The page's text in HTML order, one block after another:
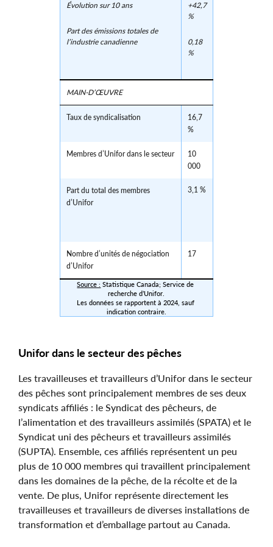
Évolution sur 10 ans
Part des émissions totales de
l’industrie canadienne
+42,7
%
0,18
%
MAIN-D’ŒUVRE
Taux de syndicalisation
16,7
%
Membres d’Unifor dans le secteur
10
000
Part du total des membres
d’Unifor
3,1 %
Nombre d’unités de négociation
d’Unifor
17
Source : Statistique Canada; Service de
recherche d’Unifor.
Les données se rapportent à 2024, sauf
indication contraire.
Unifor dans le secteur des pêches
Les travailleuses et travailleurs d’Unifor dans le secteur
des pêches sont principalement membres de ses deux
syndicats affiliés : le Syndicat des pêcheurs, de
l’alimentation et des travailleurs assimilés (SPATA) et le
Syndicat uni des pêcheurs et travailleurs assimilés
(SUPTA). Ensemble, ces affiliés représentent un peu
plus de 10 000 membres qui travaillent principalement
dans les domaines de la pêche, de la récolte et de la
vente. De plus, Unifor représente directement les
travailleuses et travailleurs de diverses installations de
transformation et d’emballage partout au Canada.